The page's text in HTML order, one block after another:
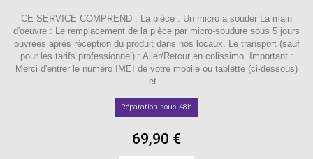
CE SERVICE COMPREND : La pièce : Un micro a souder La main
d'oeuvre : Le remplacement de la pièce par micro-soudure sous 5 jours
ouvrées après réception du produit dans nos locaux. Le transport (sauf
pour les tarifs professionnel) : Aller/Retour en colissimo. Important :
Merci d'entrer le numéro IMEI de votre mobile ou tablette (ci-dessous)
et...
Réparation sous 48h
69,90 €